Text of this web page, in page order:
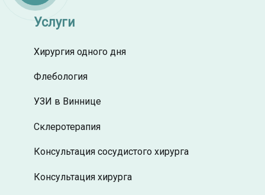
Услуги
Хирургия одного дня
Флебология
УЗИ в Виннице
Склеротерапия
Консультация сосудистого хирурга
Консультация хирурга